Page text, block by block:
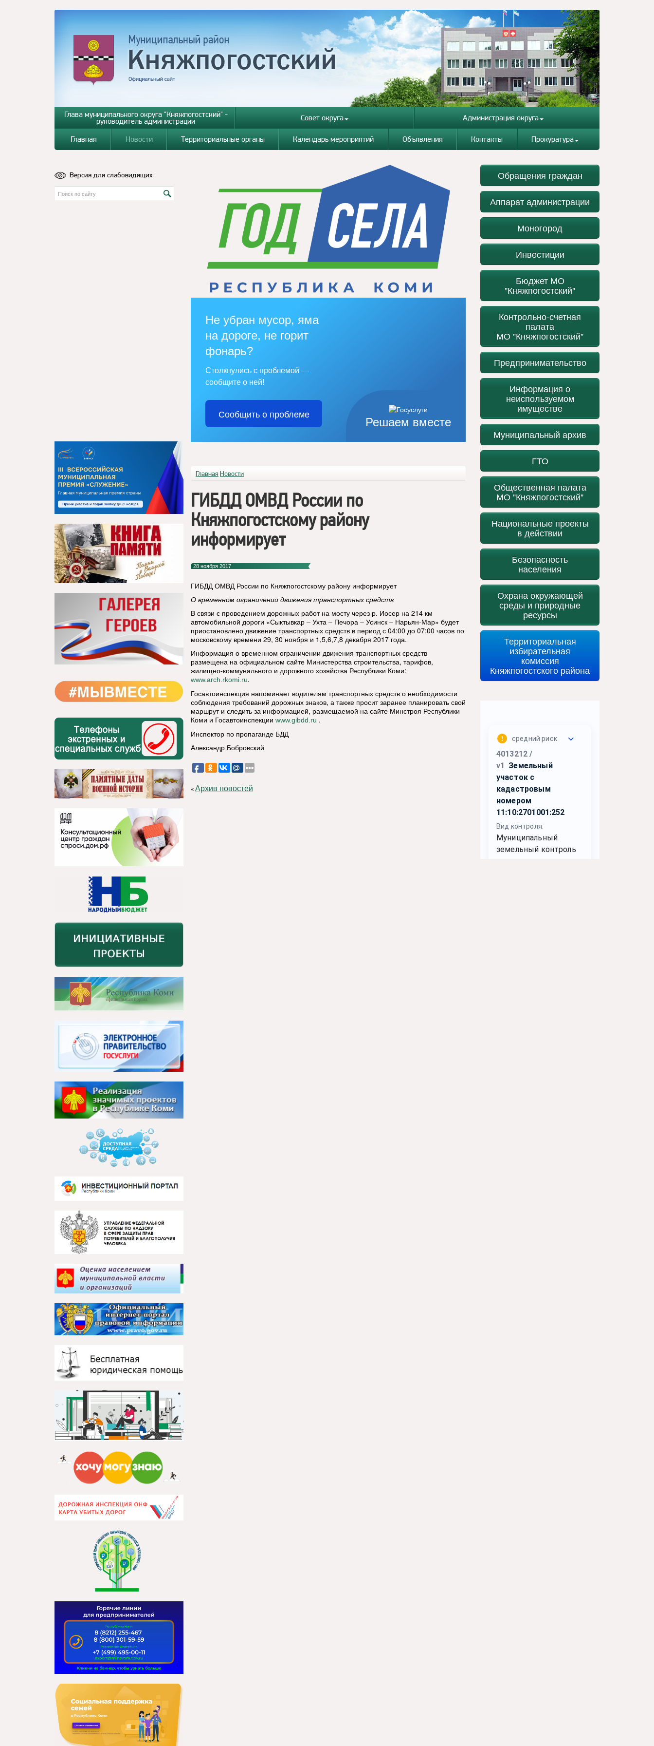
Глава муниципального округа "Княжпогостский" -
руководитель администрации Совет округа Администрация округа
Главная Новости Территориальные органы Календарь мероприятий Объявления Контакты Прокуратура
Версия для слабовидящих
Решаем вместе
Не убран мусор, яма
на дороге, не горит
фонарь?
Столкнулись с проблемой —
сообщите о ней!
Сообщить о проблеме
Главная Новости
ГИБДД ОМВД России по
Княжпогостскому району
информирует
28 ноября 2017
ГИБДД ОМВД России по Княжпогостскому району информирует
О временном ограничении движения транспортных средств
В связи с проведением дорожных работ на мосту через р. Иосер на 214 км
автомобильной дороги «Сыктывкар – Ухта – Печора – Усинск – Нарьян-Мар» будет
приостановлено движение транспортных средств в период с 04:00 до 07:00 часов по
московскому времени 29, 30 ноября и 1,5,6,7,8 декабря 2017 года.
Информация о временном ограничении движения транспортных средств
размещена на официальном сайте Министерства строительства, тарифов,
жилищно-коммунального и дорожного хозяйства Республики Коми:
www.arch.rkomi.ru.
Госавтоинспекция напоминает водителям транспортных средств о необходимости
соблюдения требований дорожных знаков, а также просит заранее планировать свой
маршрут и следить за информацией, размещаемой на сайте Минстроя Республики
Коми и Госавтоинспекции www.gibdd.ru .
Инспектор по пропаганде БДД
Александр Бобровский
«Архив новостей
Обращения граждан
Аппарат администрации
Моногород
Инвестиции
Бюджет МО
"Княжпогостский"
Контрольно-счетная
палата
МО "Княжпогостский"
Предпринимательство
Информация о
неиспользуемом
имуществе
Муниципальный архив
ГТО
Общественная палата
МО "Княжпогостский"
Национальные проекты
в действии
Безопасность
населения
Охрана окружающей
среды и природные
ресурсы
Территориальная
избирательная
комиссия
Княжпогостского района